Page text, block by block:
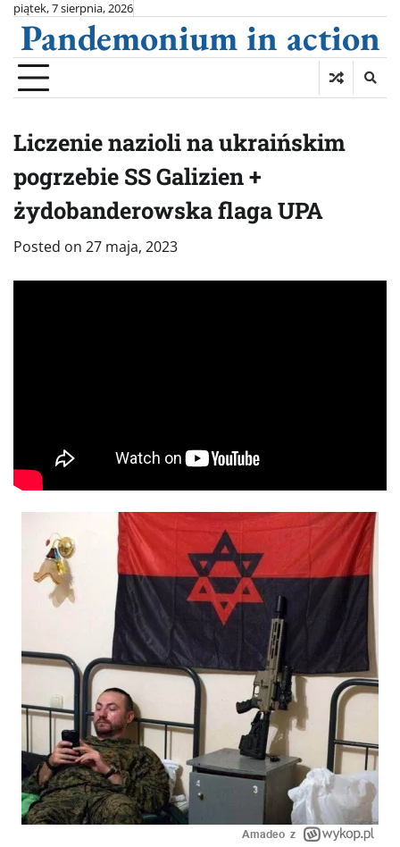
Skip
content
piątek, 7 sierpnia, 2026
Pandemonium in action
Liczenie nazioli na ukraińskim
pogrzebie SS Galizien +
żydobanderowska flaga UPA
Posted on 27 maja, 2023